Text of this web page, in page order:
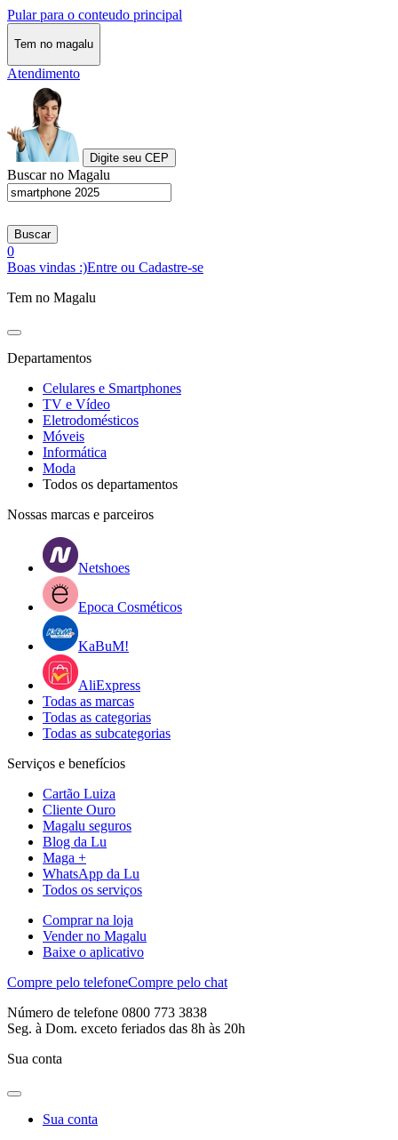
Pular para o conteudo principal
Tem no magalu
Atendimento
Digite seu CEP
Buscar no Magalu
Buscar
0
Boas vindas :)Entre ou Cadastre-se
Tem no Magalu
Departamentos
Celulares e Smartphones
TV e Vídeo
Eletrodomésticos
Móveis
Informática
Moda
Todos os departamentos
Nossas marcas e parceiros
Netshoes
Epoca Cosméticos
KaBuM!
AliExpress
Todas as marcas
Todas as categorias
Todas as subcategorias
Serviços e benefícios
Cartão Luiza
Cliente Ouro
Magalu seguros
Blog da Lu
Maga +
WhatsApp da Lu
Todos os serviços
Comprar na loja
Vender no Magalu
Baixe o aplicativo
Compre pelo telefoneCompre pelo chat
Número de telefone 0800 773 3838
Seg. à Dom. exceto feriados das 8h às 20h
Sua conta
Sua conta